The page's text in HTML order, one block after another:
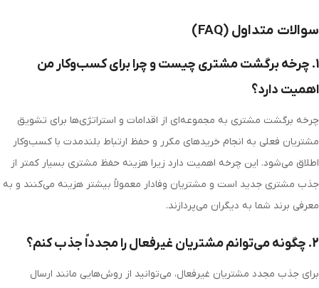
سوالات متداول (FAQ)
1. چرخه برگشت مشتری چیست و چرا برای کسب‌وکار من
اهمیت دارد؟
چرخه برگشت مشتری به مجموعه‌ای از اقدامات و استراتژی‌ها برای تشویق
مشتریان فعلی به انجام خریدهای مکرر و حفظ ارتباط بلندمدت با کسب‌وکار
اطلاق می‌شود. این چرخه اهمیت دارد زیرا هزینه حفظ مشتری بسیار کمتر از
جذب مشتری جدید است و مشتریان وفادار معمولاً بیشتر هزینه می‌کنند و به
معرفی برند شما به دیگران می‌پردازند.
2. چگونه می‌توانم مشتریان غیرفعال را مجدداً جذب کنم؟
برای جذب مجدد مشتریان غیرفعال، می‌توانید از روش‌هایی مانند ارسال